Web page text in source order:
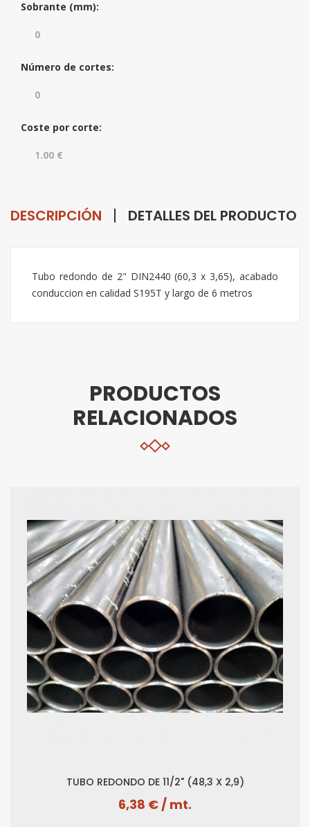
Sobrante (mm):
Número de cortes:
Coste por corte:
DESCRIPCIÓN DETALLES DEL PRODUCTO
Tubo redondo de 2" DIN2440 (60,3 x 3,65), acabado
conduccion en calidad S195T y largo de 6 metros
PRODUCTOS
RELACIONADOS
TUBO REDONDO DE 11/2" (48,3 X 2,9)
6,38 € / mt.